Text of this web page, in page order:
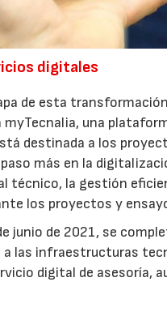
digitales
de esta
una
destinada a los
más en la
técnico, la gestión
los proyectos y
junio de 2021, se
a las infraestructuras
digital de asesoría,